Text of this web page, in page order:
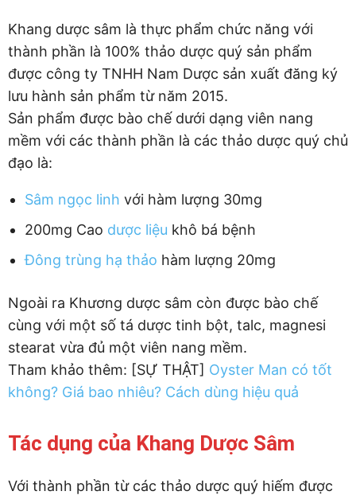
Khang dược sâm là thực phẩm chức năng với
thành phần là 100% thảo dược quý sản phẩm
được công ty TNHH Nam Dược sản xuất đăng ký
lưu hành sản phẩm từ năm 2015.
Sản phẩm được bào chế dưới dạng viên nang
mềm với các thành phần là các thảo dược quý chủ
đạo là:
Sâm ngọc linh với hàm lượng 30mg
200mg Cao dược liệu khô bá bệnh
Đông trùng hạ thảo hàm lượng 20mg
Ngoài ra Khương dược sâm còn được bào chế
cùng với một số tá dược tinh bột, talc, magnesi
stearat vừa đủ một viên nang mềm.
Tham khảo thêm: [SỰ THẬT] Oyster Man có tốt
không? Giá bao nhiêu? Cách dùng hiệu quả
Tác dụng của Khang Dược Sâm
Với thành phần từ các thảo dược quý hiếm được